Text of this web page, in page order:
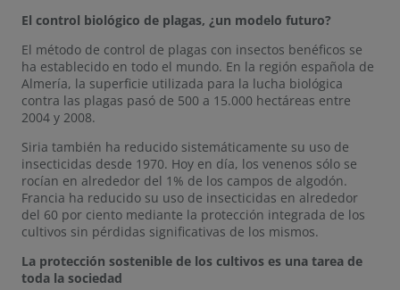
El control biológico de plagas, ¿un modelo futuro?
El método de control de plagas con insectos benéficos se
ha establecido en todo el mundo. En la región española de
Almería, la superficie utilizada para la lucha biológica
contra las plagas pasó de 500 a 15.000 hectáreas entre
2004 y 2008.
Siria también ha reducido sistemáticamente su uso de
insecticidas desde 1970. Hoy en día, los venenos sólo se
rocían en alrededor del 1% de los campos de algodón.
Francia ha reducido su uso de insecticidas en alrededor
del 60 por ciento mediante la protección integrada de los
cultivos sin pérdidas significativas de los mismos.
La protección sostenible de los cultivos es una tarea de
toda la sociedad